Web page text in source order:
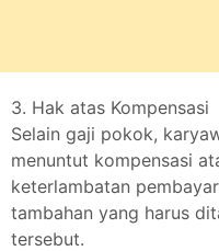
3. Hak atas Kompensasi
Selain gaji pokok,
menuntut kompensasi
keterlambatan
tambahan yang harus
tersebut.